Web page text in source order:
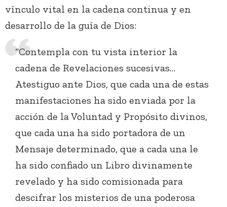
vínculo vital en la cadena continua y en
desarrollo de la guía de Dios:
“Contempla con tu vista interior la
cadena de Revelaciones sucesivas…
Atestiguo ante Dios, que cada una de estas
manifestaciones ha sido enviada por la
acción de la Voluntad y Propósito divinos,
que cada una ha sido portadora de un
Mensaje determinado, que a cada una le
ha sido confiado un Libro divinamente
revelado y ha sido comisionada para
descifrar los misterios de una poderosa